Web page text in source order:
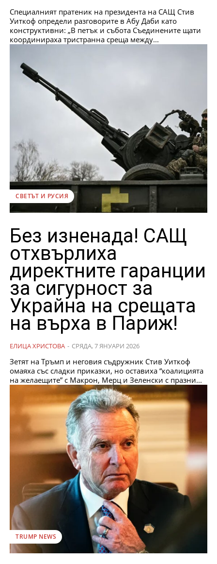
Специалният пратеник на президента на САЩ Стив
Уиткоф определи разговорите в Абу Даби като
конструктивни: „В петък и събота Съединените щати
координираха тристранна среща между...
СВЕТЪТ И РУСИЯ
Без изненада! САЩ
отхвърлиха
директните гаранции
за сигурност за
Украйна на срещата
на върха в Париж!
ЕЛИЦА ХРИСТОВА - СРЯДА, 7 ЯНУАРИ 2026
Зетят на Тръмп и неговия съдружник Стив Уиткоф
омаяха със сладки приказки, но оставиха “коалицията
на желаещите” с Макрон, Мерц и Зеленски с празни...
TRUMP NEWS